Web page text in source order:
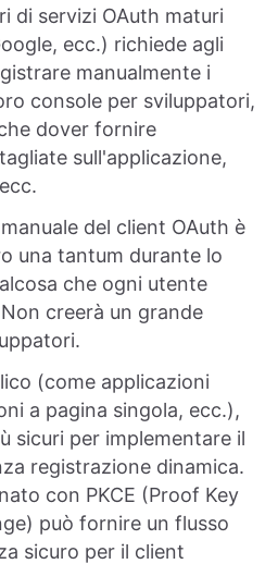
di servizi OAuth maturi
ecc.) richiede agli
manualmente i
console per sviluppatori,
dover fornire
sull'applicazione,
del client OAuth è
una tantum durante lo
che ogni utente
creerà un grande
(come applicazioni
a pagina singola, ecc.),
sicuri per implementare il
registrazione dinamica.
con PKCE (Proof Key
può fornire un flusso
sicuro per il client